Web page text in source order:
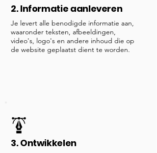
2. Informatie aanleveren
Je levert alle benodigde informatie aan,
waaronder teksten, afbeeldingen,
video's, logo's en andere inhoud die op
de website geplaatst dient te worden.
3. Ontwikkelen